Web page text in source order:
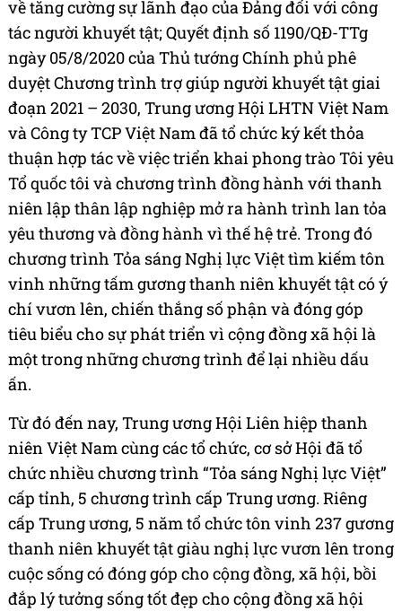
về tăng cường sự lãnh đạo của Đảng đối với công
tác người khuyết tật; Quyết định số 1190/QĐ-TTg
ngày 05/8/2020 của Thủ tướng Chính phủ phê
duyệt Chương trình trợ giúp người khuyết tật giai
đoạn 2021 – 2030, Trung ương Hội LHTN Việt Nam
và Công ty TCP Việt Nam đã tổ chức ký kết thỏa
thuận hợp tác về việc triển khai phong trào Tôi yêu
Tổ quốc tôi và chương trình đồng hành với thanh
niên lập thân lập nghiệp mở ra hành trình lan tỏa
yêu thương và đồng hành vì thế hệ trẻ. Trong đó
chương trình Tỏa sáng Nghị lực Việt tìm kiếm tôn
vinh những tấm gương thanh niên khuyết tật có ý
chí vươn lên, chiến thắng số phận và đóng góp
tiêu biểu cho sự phát triển vì cộng đồng xã hội là
một trong những chương trình để lại nhiều dấu
ấn.
Từ đó đến nay, Trung ương Hội Liên hiệp thanh
niên Việt Nam cùng các tổ chức, cơ sở Hội đã tổ
chức nhiều chương trình “Tỏa sáng Nghị lực Việt”
cấp tỉnh, 5 chương trình cấp Trung ương. Riêng
cấp Trung ương, 5 năm tổ chức tôn vinh 237 gương
thanh niên khuyết tật giàu nghị lực vươn lên trong
cuộc sống có đóng góp cho cộng đồng, xã hội, bồi
đắp lý tưởng sống tốt đẹp cho cộng đồng xã hội